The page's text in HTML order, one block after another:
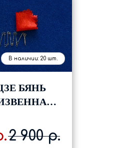
БЯНЬ
2 900 р.